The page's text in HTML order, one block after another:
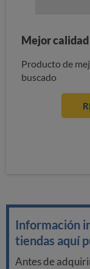
Mejor
Producto de
buscado
Información
tiendas aquí
Antes de